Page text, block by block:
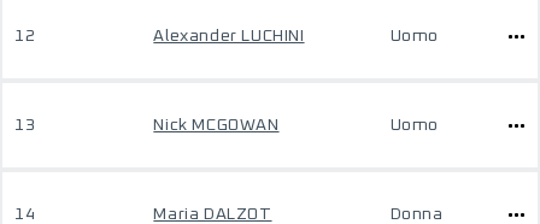
12 Alexander LUCHINI Uomo
13 Nick MCGOWAN Uomo
14 Maria DALZOT Donna